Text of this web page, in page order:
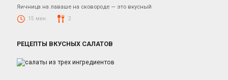
Яичница на лаваше на сковороде — это вкусный
15 мин. 2
РЕЦЕПТЫ ВКУСНЫХ САЛАТОВ